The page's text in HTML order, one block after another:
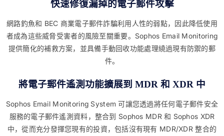
快速修復漏掉的電子郵件攻擊
網路釣魚和 BEC 商業電子郵件詐騙利用人性的弱點，因此降低使用
者成為這些威脅受害者的風險至關重要。Sophos Email Monitoring
提供簡化的補救方案，並具備手動回收功能處理繞過現有防禦的郵
件。
將電子郵件遙測功能擴展到 MDR 和 XDR 中
Sophos Email Monitoring System 可讓您透過將任何電子郵件安全
服務的電子郵件遙測資料，整合到 Sophos MDR 和 Sophos XDR
中，從而充分發揮您現有的投資，包括沒有現有 MDR/XDR 整合的